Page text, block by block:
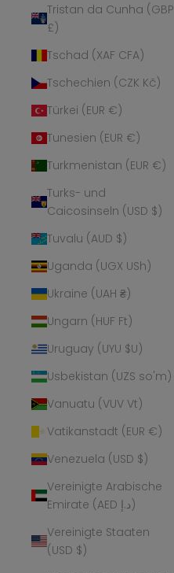
Tristan da Cunha (GBP
£)
Tschad (XAF CFA)
Tschechien (CZK Kč)
Türkei (EUR €)
Tunesien (EUR €)
Turkmenistan (EUR €)
Turks- und
Caicosinseln (USD $)
Tuvalu (AUD $)
Uganda (UGX USh)
Ukraine (UAH ₴)
Ungarn (HUF Ft)
Uruguay (UYU $U)
Usbekistan (UZS so'm)
Vanuatu (VUV Vt)
Vatikanstadt (EUR €)
Venezuela (USD $)
Vereinigte Arabische
Emirate (AED د.إ)
Vereinigte Staaten
(USD $)